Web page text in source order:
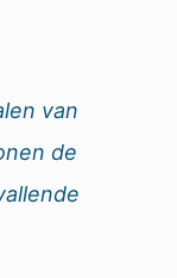
van
de